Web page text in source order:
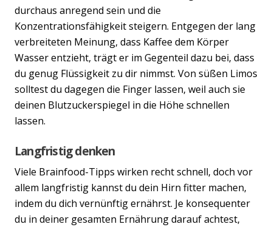
durchaus anregend sein und die
Konzentrationsfähigkeit steigern. Entgegen der lang
verbreiteten Meinung, dass Kaffee dem Körper
Wasser entzieht, trägt er im Gegenteil dazu bei, dass
du genug Flüssigkeit zu dir nimmst. Von süßen Limos
solltest du dagegen die Finger lassen, weil auch sie
deinen Blutzuckerspiegel in die Höhe schnellen
lassen.
Langfristig denken
Viele Brainfood-Tipps wirken recht schnell, doch vor
allem langfristig kannst du dein Hirn fitter machen,
indem du dich vernünftig ernährst. Je konsequenter
du in deiner gesamten Ernährung darauf achtest,